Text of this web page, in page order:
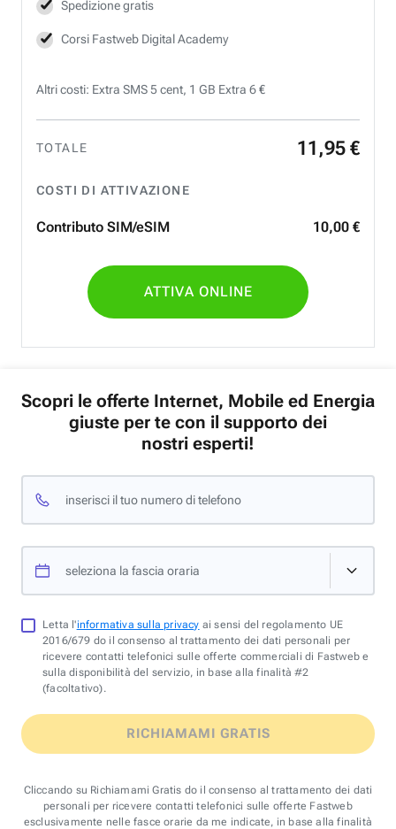
Spedizione gratis
Corsi Fastweb Digital Academy
Altri costi: Extra SMS 5 cent, 1 GB Extra 6 €
TOTALE 11 ,95 €
COSTI DI ATTIVAZIONE
Contributo SIM/eSIM 10,00 €
ATTIVA ONLINE
Scopri le offerte Internet, Mobile ed Energia
giuste per te con il supporto dei
nostri esperti!
inserisci il tuo numero di telefono
seleziona la fascia oraria
Letta l'informativa sulla privacy ai sensi del regolamento UE
2016/679 do il consenso al trattamento dei dati personali per
ricevere contatti telefonici sulle offerte commerciali di Fastweb e
sulla disponibilità del servizio, in base alla finalità #2
(facoltativo).
RICHIAMAMI GRATIS
Cliccando su Richiamami Gratis do il consenso al trattamento dei dati
personali per ricevere contatti telefonici sulle offerte Fastweb
esclusivamente nelle fasce orarie da me indicate, in base alla finalità